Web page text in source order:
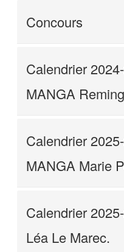
Concours
Calendrier
MANGA
Calendrier
MANGA Marie
Calendrier
Léa Le Marec.